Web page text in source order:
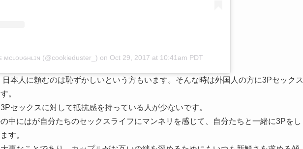
ᴍᴄʟᴏᴜɢʜʟɪɴ (@cookieduster_) on Oct 29, 2017 at 10:41am PDT
本人に頼むのは恥ずかしいという方もいます。そんな時は外国人の方に3Pセックス
。
セックスに対して抵抗感を持っている人が少ないです。
中にはが自分たちのセックスライフにマンネリを感じて、自分たちと一緒に3Pをし
す。